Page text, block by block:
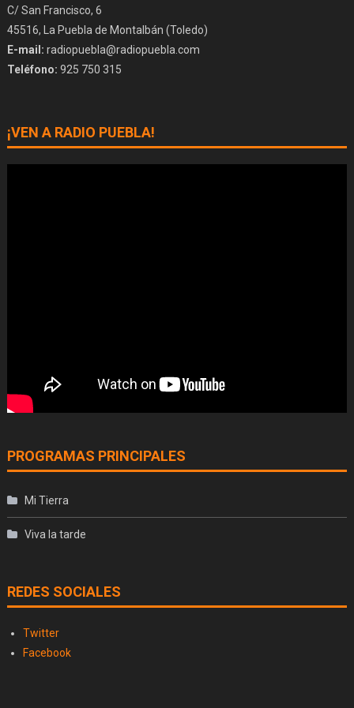
C/ San Francisco, 6
45516, La Puebla de Montalbán (Toledo)
E-mail: radiopuebla@radiopuebla.com
Teléfono: 925 750 315
¡VEN A RADIO PUEBLA!
PROGRAMAS PRINCIPALES
Mi Tierra
Viva la tarde
REDES SOCIALES
Twitter
Facebook